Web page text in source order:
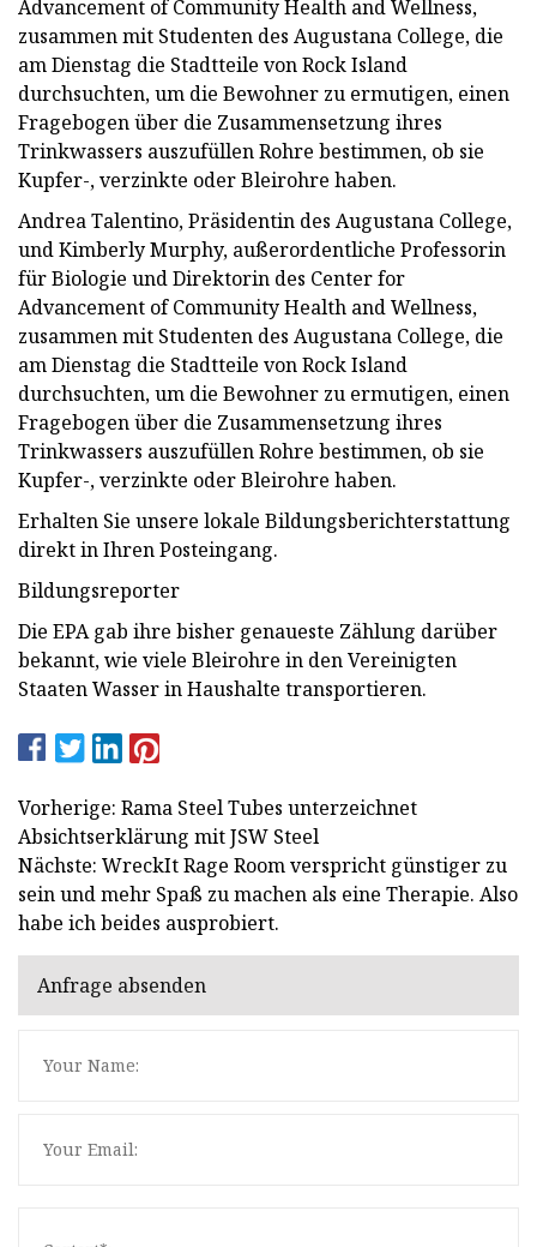
Advancement of Community Health and Wellness,
zusammen mit Studenten des Augustana College, die
am Dienstag die Stadtteile von Rock Island
durchsuchten, um die Bewohner zu ermutigen, einen
Fragebogen über die Zusammensetzung ihres
Trinkwassers auszufüllen Rohre bestimmen, ob sie
Kupfer-, verzinkte oder Bleirohre haben.
Andrea Talentino, Präsidentin des Augustana College,
und Kimberly Murphy, außerordentliche Professorin
für Biologie und Direktorin des Center for
Advancement of Community Health and Wellness,
zusammen mit Studenten des Augustana College, die
am Dienstag die Stadtteile von Rock Island
durchsuchten, um die Bewohner zu ermutigen, einen
Fragebogen über die Zusammensetzung ihres
Trinkwassers auszufüllen Rohre bestimmen, ob sie
Kupfer-, verzinkte oder Bleirohre haben.
Erhalten Sie unsere lokale Bildungsberichterstattung
direkt in Ihren Posteingang.
Bildungsreporter
Die EPA gab ihre bisher genaueste Zählung darüber
bekannt, wie viele Bleirohre in den Vereinigten
Staaten Wasser in Haushalte transportieren.
Vorherige: Rama Steel Tubes unterzeichnet
Absichtserklärung mit JSW Steel
Nächste: WreckIt Rage Room verspricht günstiger zu
sein und mehr Spaß zu machen als eine Therapie. Also
habe ich beides ausprobiert.
Anfrage absenden